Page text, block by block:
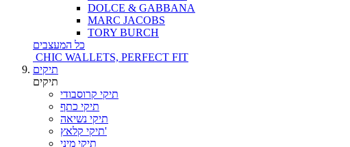
DOLCE & GABBANA
MARC JACOBS
TORY BURCH
כל המעצבים
CHIC WALLETS, PERFECT FIT
תיקים
תיקים
תיקי קרוסבודי
תיקי כתף
תיקי נשיאה
תיקי קלאץ'
תיקי מיני